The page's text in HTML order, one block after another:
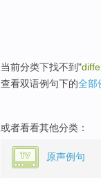
当前分类下找不到"
查看双语例句下的全部
或者看看其他分类：
原声例句